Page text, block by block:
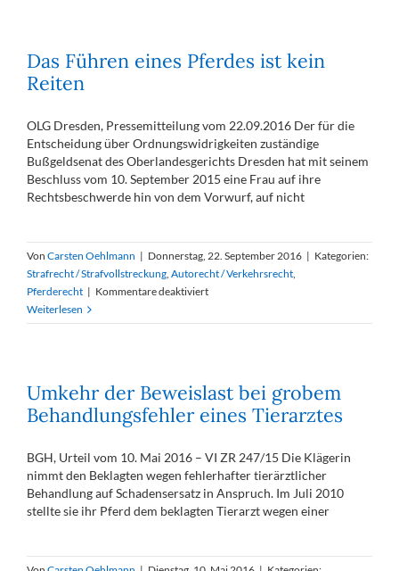
–
Dressurpferdes
als
Sachmangel;
Unternehmereigenschaft
beim
Pferdekauf
Das Führen eines Pferdes ist kein
Reiten
OLG Dresden, Pressemitteilung vom 22.09.2016 Der für die
Entscheidung über Ordnungswidrigkeiten zuständige
Bußgeldsenat des Oberlandesgerichts Dresden hat mit seinem
Beschluss vom 10. September 2015 eine Frau auf ihre
Rechtsbeschwerde hin von dem Vorwurf, auf nicht
Von Carsten Oehlmann | Donnerstag, 22. September 2016 | Kategorien:
Strafrecht / Strafvollstreckung Autorecht / Verkehrsrecht
Pferderecht | Kommentare deaktiviertfür
Führen
kein
Reiten
Weiterlesen
Umkehr der Beweislast bei grobem
Behandlungsfehler eines Tierarztes
BGH, Urteil vom 10. Mai 2016 – VI ZR 247/15 Die Klägerin
nimmt den Beklagten wegen fehlerhafter tierärztlicher
Behandlung auf Schadensersatz in Anspruch. Im Juli 2010
stellte sie ihr Pferd dem beklagten Tierarzt wegen einer